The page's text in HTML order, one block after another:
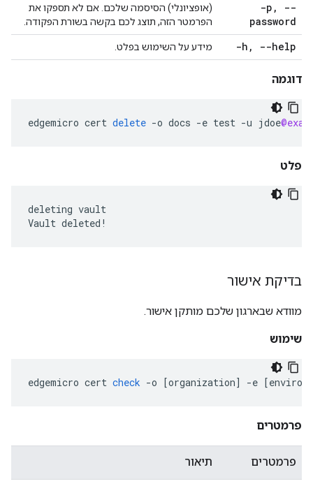
-p ,
--
password
(אופציונלי) הסיסמה שלכם. אם לא תספקו את
הפרמטר הזה, תוצג לכם בקשה בשורת הפקודה.
-h , --help מידע על השימוש בפלט.
דוגמה
edgemicro cert delete -o docs -e test -u jdoe
פלט
deleting vault
Vault deleted!
בדיקת אישור
מוודא שבארגון שלכם מותקן אישור.
שימוש
edgemicro cert check -o [organization] -e [
פרמטרים
פרמטרים תיאור